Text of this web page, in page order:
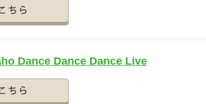
Dance Dance Dance Live